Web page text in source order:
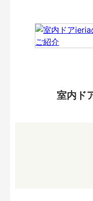
室内ド